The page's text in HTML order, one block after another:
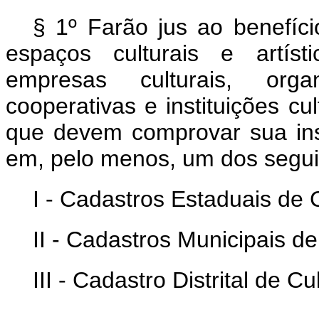
§ 1º Farão jus ao
espaços culturais e
empresas culturais,
cooperativas e instituições
que devem comprovar sua
em, pelo menos, um dos
I - Cadastros Estaduais de
II - Cadastros Municipais
III - Cadastro Distrital de